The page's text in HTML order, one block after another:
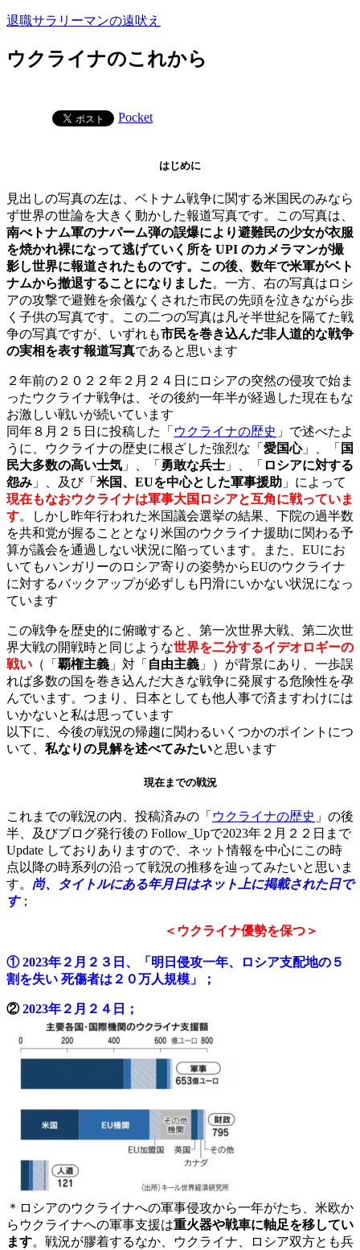
コ
テ
ン
退職サラリーマンの遠吠え
ウクライナのこれから
Pocket
はじめに
見出しの写真の左は、ベトナム戦争に関する米国民のみなら
ず世界の世論を大きく動かした報道写真です。この写真は、
南べトナム軍のナパーム弾の誤爆により避難民の少女が衣服
を焼かれ裸になって逃げていく所を UPI のカメラマンが撮
影し世界に報道されたものです。この後、数年で米軍がベト
ナムから撤退することになりました。一方、右の写真はロシ
アの攻撃で避難を余儀なくされた市民の先頭を泣きながら歩
く子供の写真です。この二つの写真は凡そ半世紀を隔てた戦
争の写真ですが、いずれも市民を巻き込んだ非人道的な戦争
の実相を表す報道写真であると思います
２年前の２０２２年２月２４日にロシアの突然の侵攻で始ま
ったウクライナ戦争は、その後約一年半が経過した現在もな
お激しい戦いが続いています
同年８月２５日に投稿した「 ウクライナの歴史 」で述べたよ
うに、ウクライナの歴史に根ざした強烈な「 愛国心」、「 国
民大多数の高い士気 」、「 勇敢な兵士 」、「 ロシアに対する
怨み 」、及び「 米国、EUを中心とした軍事援助 」によって
現在もなおウクライナは軍事大国ロシアと互角に戦っていま
す。しかし昨年行われた米国議会選挙の結果、下院の過半数
を共和党が握ることとなり米国のウクライナ援助に関わる予
算が議会を通過しない状況に陥っています。また、EUにお
いてもハンガリーのロシア寄りの姿勢からEUのウクライナ
に対するバックアップが必ずしも円滑にいかない状況になっ
ています
この戦争を歴史的に俯瞰すると、第一次世界大戦、第二次世
界大戦の開戦時と同じような世界を二分するイデオロギーの
戦い （「 覇権主義 」対「 自由主義 」）が背景にあり、一歩誤
れば多数の国を巻き込んだ大きな戦争に発展する危険性を孕
んでいます。つまり、日本としても他人事で済ますわけには
いかないと私は思っています
以下に、今後の戦況の帰趨に関わるいくつかのポイントにつ
いて、 私なりの見解を述べてみたいと思います
現在までの戦況
これまでの戦況の内、投稿済みの「 ウクライナの歴史 」の後
半、及びブログ発行後の Follow_Upで2023年２月２２日まで
Update しておりありますので、ネット情報を中心にこの時
点以降の時系列の沿って戦況の推移を辿ってみたいと思いま
す。 尚、タイトルにある年月日はネット上に掲載された日で
す；
＜ウクライナ優勢を保つ＞
① 2023年２月２３日、「 明日侵攻一年、
ロシア支配地の５
割を失い 死傷者は２０万人規模」；
② 2023年２月２４日；
＊ロシアのウクライナへの軍事侵攻から一年がたち、米欧か
らウクライナへの軍事支援は重火器や戦車に軸足を移してい
ます。戦況が膠着するなか、ウクライナ、ロシア双方とも兵